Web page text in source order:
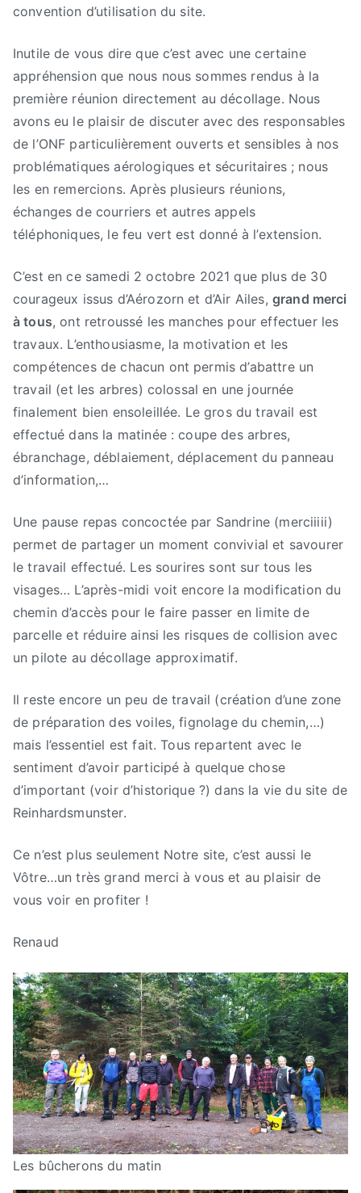
convention d’utilisation du site.
Inutile de vous dire que c’est avec une certaine
appréhension que nous nous sommes rendus à la
première réunion directement au décollage. Nous
avons eu le plaisir de discuter avec des responsables
de l’ONF particulièrement ouverts et sensibles à nos
problématiques aérologiques et sécuritaires ; nous
les en remercions. Après plusieurs réunions,
échanges de courriers et autres appels
téléphoniques, le feu vert est donné à l’extension.
C’est en ce samedi 2 octobre 2021 que plus de 30
courageux issus d’Aérozorn et d’Air Ailes, grand merci
à tous, ont retroussé les manches pour effectuer les
travaux. L’enthousiasme, la motivation et les
compétences de chacun ont permis d’abattre un
travail (et les arbres) colossal en une journée
finalement bien ensoleillée. Le gros du travail est
effectué dans la matinée : coupe des arbres,
ébranchage, déblaiement, déplacement du panneau
d’information,…
Une pause repas concoctée par Sandrine (merciiiii)
permet de partager un moment convivial et savourer
le travail effectué. Les sourires sont sur tous les
visages… L’après-midi voit encore la modification du
chemin d’accès pour le faire passer en limite de
parcelle et réduire ainsi les risques de collision avec
un pilote au décollage approximatif.
Il reste encore un peu de travail (création d’une zone
de préparation des voiles, fignolage du chemin,…)
mais l’essentiel est fait. Tous repartent avec le
sentiment d’avoir participé à quelque chose
d’important (voir d’historique ?) dans la vie du site de
Reinhardsmunster.
Ce n’est plus seulement Notre site, c’est aussi le
Vôtre…un très grand merci à vous et au plaisir de
vous voir en profiter !
Renaud
Les bûcherons du matin